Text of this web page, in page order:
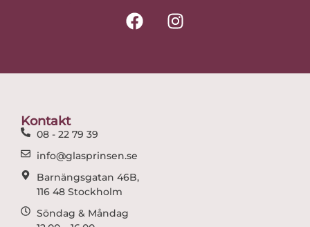
F
a
I
n
Kontakt
08 - 22 79 39
info@glasprinsen.se
Barnängsgatan 46B,
116 48 Stockholm
Söndag & Måndag